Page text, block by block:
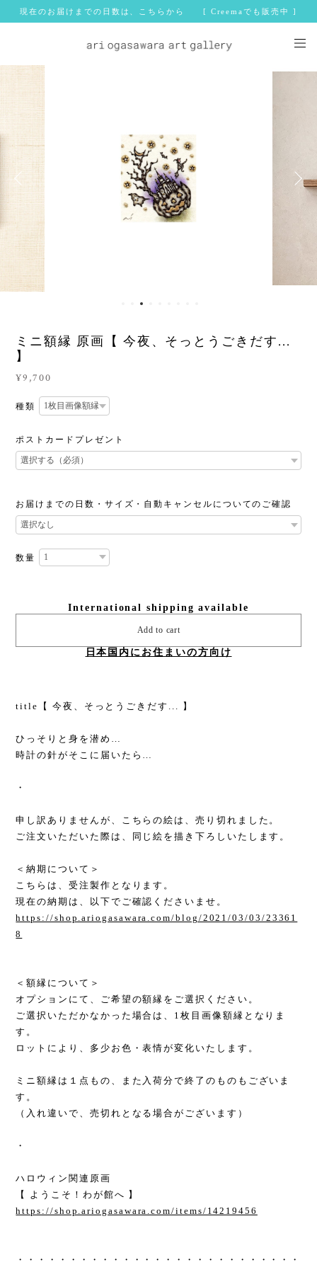
現在のお届けまでの日数は、こちらから [ Creemaでも販売中 ]
ミニ額縁 原画【 今夜、そっとうごきだす...
】
¥9,700
種類
ポストカードプレゼント
お届けまでの日数・サイズ・自動キャンセルについてのご確認
数量
International shipping available
Add to cart
日本国内にお住まいの方向け
title【 今夜、そっとうごきだす... 】
ひっそりと身を潜め…
時計の針がそこに届いたら…
・
申し訳ありませんが、こちらの絵は、売り切れました。
ご注文いただいた際は、同じ絵を描き下ろしいたします。
＜納期について＞
こちらは、受注製作となります。
現在の納期は、以下でご確認くださいませ。
https://shop.ariogasawara.com/blog/2021/03/03/23361
8
＜額縁について＞
オプションにて、ご希望の額縁をご選択ください。
ご選択いただかなかった場合は、1枚目画像額縁となりま
す。
ロットにより、多少お色・表情が変化いたします。
ミニ額縁は１点もの、また入荷分で終了のものもございま
す。
（入れ違いで、売切れとなる場合がございます）
・
ハロウィン関連原画
【 ようこそ！わが館へ 】
https://shop.ariogasawara.com/items/14219456
・・・・・・・・・・・・・・・・・・・・・・・・・・・